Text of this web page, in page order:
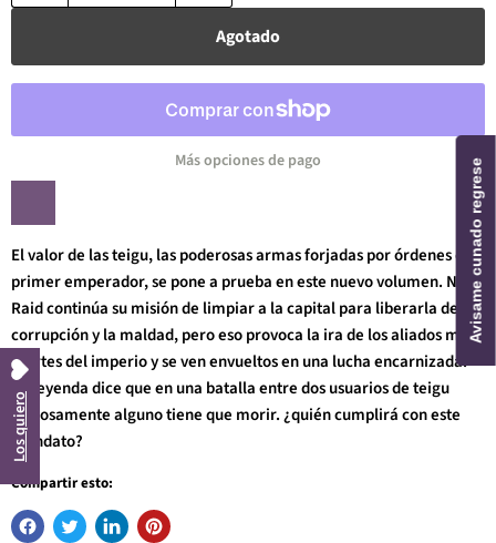
Agotado
Más opciones de pago
El valor de las teigu, las poderosas armas forjadas por órdenes del
primer emperador, se pone a prueba en este nuevo volumen. Night
Raid continúa su misión de limpiar a la capital para liberarla de la
corrupción y la maldad, pero eso provoca la ira de los aliados más
fuertes del imperio y se ven envueltos en una lucha encarnizada.
La leyenda dice que en una batalla entre dos usuarios de teigu
forzosamente alguno tiene que morir. ¿quién cumplirá con este
mandato?
Compartir esto:
Los quiero
Avisame cunado regrese